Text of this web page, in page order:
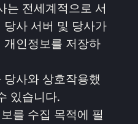
는 전세계적으로 서
사 서버 및 당사가
인정보를 저장하
사와 상호작용했
있습니다.
를 수집 목적에 필